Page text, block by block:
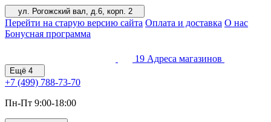
ул. Рогожский вал, д.6, корп. 2
Перейти на старую версию сайта Оплата и доставка О нас
Бонусная программа
19 Адреса магазинов
Ещё 4
+7 (499) 788-73-70
Пн-Пт 9:00-18:00